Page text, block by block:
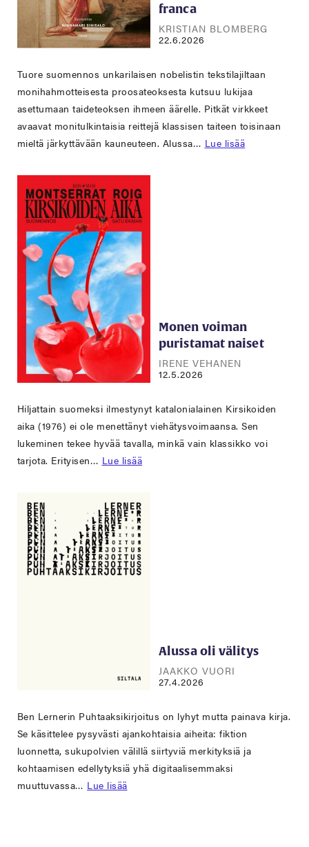
franca
KRISTIAN BLOMBERG
22.6.2026
Tuore suomennos unkarilaisen nobelistin tekstilajiltaan
monihahmotteisesta proosateoksesta kutsuu lukijaa
asettumaan taideteoksen ihmeen äärelle. Pitkät virkkeet
avaavat monitulkintaisia reittejä klassisen taiteen toisinaan
mieltä järkyttävään kauneuteen. Alussa… Lue lisää
Monen voiman
puristamat naiset
IRENE VEHANEN
12.5.2026
Hiljattain suomeksi ilmestynyt katalonialainen Kirsikoiden
aika (1976) ei ole menettänyt viehätysvoimaansa. Sen
lukeminen tekee hyvää tavalla, minkä vain klassikko voi
tarjota. Erityisen… Lue lisää
Alussa oli välitys
JAAKKO VUORI
27.4.2026
Ben Lernerin Puhtaaksikirjoitus on lyhyt mutta painava kirja.
Se käsittelee pysyvästi ajankohtaisia aiheita: fiktion
luonnetta, sukupolvien välillä siirtyviä merkityksiä ja
kohtaamisen edellytyksiä yhä digitaalisemmaksi
muuttuvassa… Lue lisää